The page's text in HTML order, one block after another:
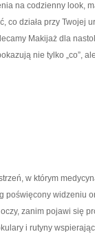
na codzienny look,
co działa przy Twojej
Makijaż dla
nie tylko „co”,
w którym
poświęcony widzeniu
zanim pojawi się
i rutyny